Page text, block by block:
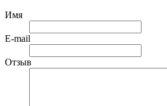
Имя
E-mail
Отзыв